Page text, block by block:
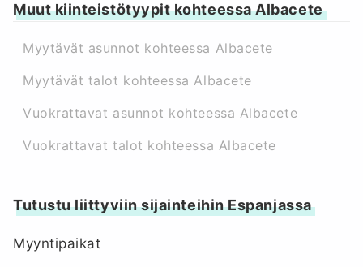
Muut kiinteistötyypit kohteessa Albacete
Myytävät asunnot kohteessa Albacete
Myytävät talot kohteessa Albacete
Vuokrattavat asunnot kohteessa Albacete
Vuokrattavat talot kohteessa Albacete
Tutustu liittyviin sijainteihin Espanjassa
Myyntipaikat